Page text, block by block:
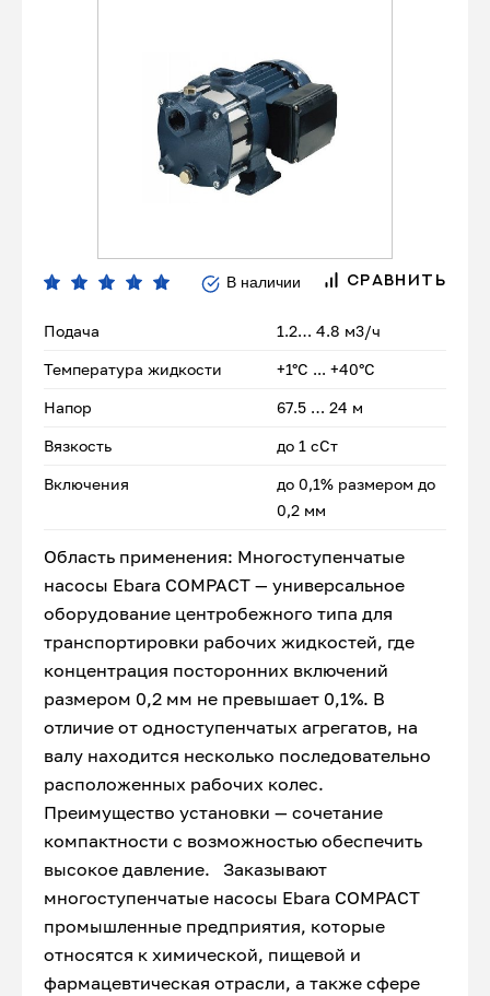
В наличии СРАВНИТЬ
Подача 1.2… 4.8 м3/ч
Температура жидкости +1°С ... +40°С
Напор 67.5 … 24 м
Вязкость до 1 сСт
Включения
до 0,1% размером до
0,2 мм
Область применения: Многоступенчатые
насосы Ebara COMPACT — универсальное
оборудование центробежного типа для
транспортировки рабочих жидкостей, где
концентрация посторонних включений
размером 0,2 мм не превышает 0,1%. В
отличие от одноступенчатых агрегатов, на
валу находится несколько последовательно
расположенных рабочих колес.
Преимущество установки — сочетание
компактности с возможностью обеспечить
высокое давление. Заказывают
многоступенчатые насосы Ebara COMPACT
промышленные предприятия, которые
относятся к химической, пищевой и
фармацевтическая отрасли, а также сфере